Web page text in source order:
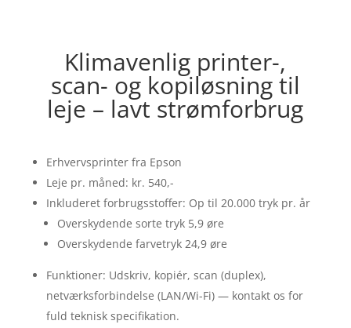
Klimavenlig printer-,
scan- og kopiløsning til
leje – lavt strømforbrug
Erhvervsprinter fra Epson
Leje pr. måned: kr. 540,-
Inkluderet forbrugsstoffer: Op til 20.000 tryk pr. år
Overskydende sorte tryk 5,9 øre
Overskydende farvetryk 24,9 øre
Funktioner: Udskriv, kopiér, scan (duplex),
netværksforbindelse (LAN/Wi-Fi) — kontakt os for
fuld teknisk specifikation.